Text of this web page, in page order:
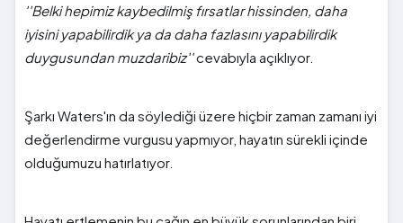
''Belki hepimiz kaybedilmiş fırsatlar hissinden, daha
iyisini yapabilirdik ya da daha fazlasını yapabilirdik
duygusundan muzdaribiz''cevabıyla açıklıyor.
Şarkı Waters'ın da söylediği üzere hiçbir zaman zamanı iyi
değerlendirme vurgusu yapmıyor, hayatın sürekli içinde
olduğumuzu hatırlatıyor.